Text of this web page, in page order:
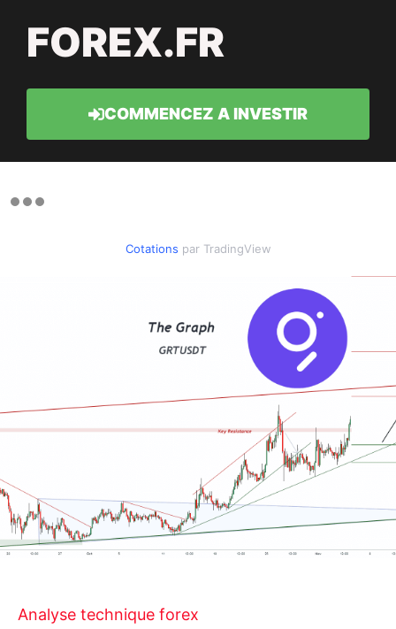
FOREX.FR
COMMENCEZ A INVESTIR
Cotations par TradingView
Analyse technique forex